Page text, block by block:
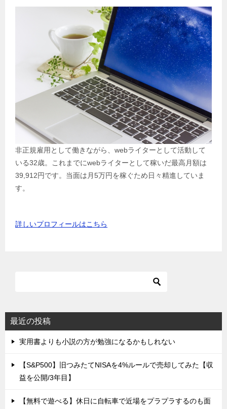
非正規雇用として働きながら、webライターとして活動して
いる32歳。これまでにwebライターとして稼いだ最高月額は
39,912円です。当面は月5万円を稼ぐため日々精進していま
す。
詳しいプロフィールはこちら
最近の投稿
実用書よりも小説の方が勉強になるかもしれない
【S&P500】旧つみたてNISAを4%ルールで売却してみた【収
益を公開/3年目】
【無料で遊べる】休日に自転車で近場をプラプラするのも面